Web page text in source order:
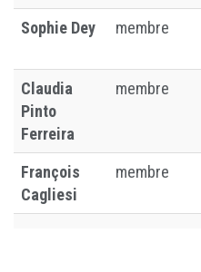
Sophie Dey membre
Claudia
Pinto
Ferreira
membre
François
Cagliesi
membre